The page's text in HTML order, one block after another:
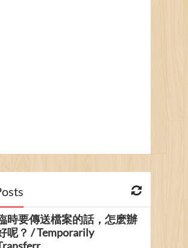
時要傳送檔案的話，怎麽辦
呢？ / Temporarily